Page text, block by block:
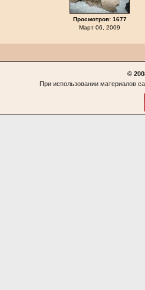
Просмотров: 1677
Март 06, 2009
©
При использовании материалов